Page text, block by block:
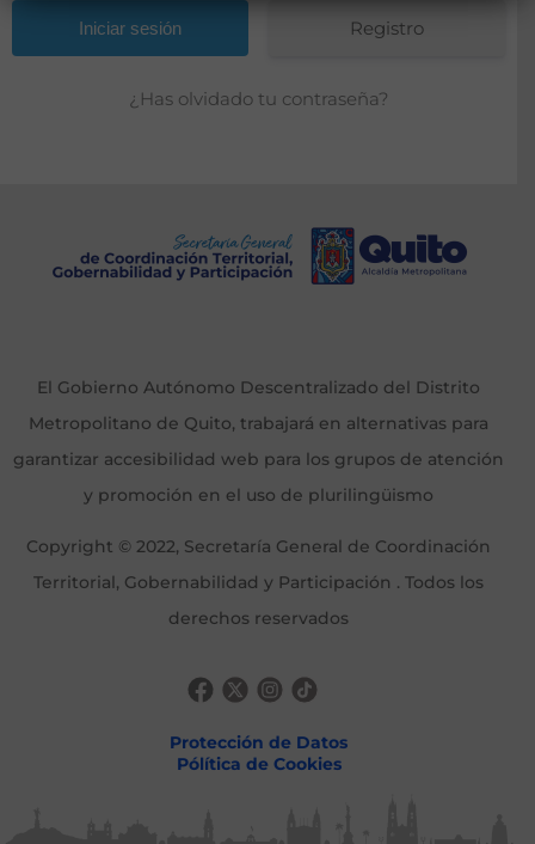
Registro
¿Has olvidado tu contraseña?
El Gobierno Autónomo Descentralizado del Distrito
Metropolitano de Quito, trabajará en alternativas para
garantizar accesibilidad web para los grupos de atención
y promoción en el uso de plurilingüismo
Copyright © 2022, Secretaría General de Coordinación
Territorial, Gobernabilidad y Participación . Todos los
derechos reservados
Protección de Datos
Pólítica de Cookies